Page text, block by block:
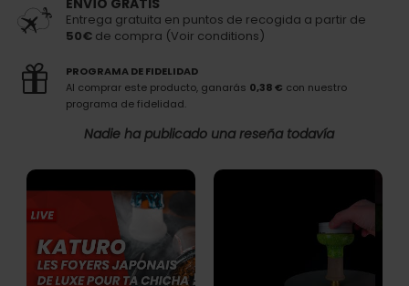
ENVÍO GRATIS
Entrega gratuita en puntos de recogida a partir de
50€ de compra (Voir conditions)
PROGRAMA DE FIDELIDAD
Al comprar este producto, ganarás 0,38 € con nuestro
programa de fidelidad.
Nadie ha publicado una reseña todavía